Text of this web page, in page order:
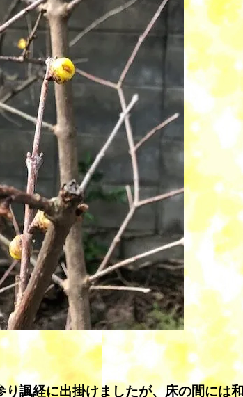
諷経に出掛けましたが、床の間には和